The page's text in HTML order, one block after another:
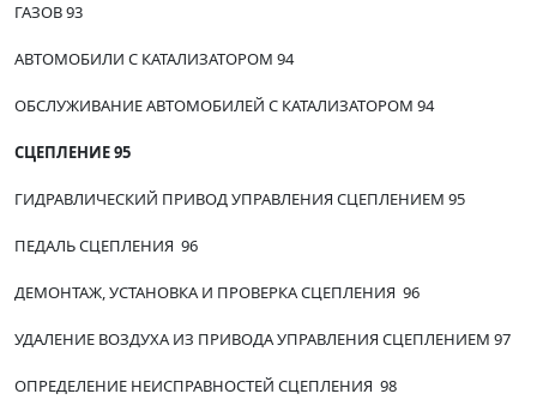
ГАЗОВ 93
АВТОМОБИЛИ С КАТАЛИЗАТОРОМ 94
ОБСЛУЖИВАНИЕ АВТОМОБИЛЕЙ С КАТАЛИЗАТОРОМ 94
СЦЕПЛЕНИЕ 95
ГИДРАВЛИЧЕСКИЙ ПРИВОД УПРАВЛЕНИЯ СЦЕПЛЕНИЕМ 95
ПЕДАЛЬ СЦЕПЛЕНИЯ 96
ДЕМОНТАЖ, УСТАНОВКА И ПРОВЕРКА СЦЕПЛЕНИЯ 96
УДАЛЕНИЕ ВОЗДУХА ИЗ ПРИВОДА УПРАВЛЕНИЯ СЦЕПЛЕНИЕМ 97
ОПРЕДЕЛЕНИЕ НЕИСПРАВНОСТЕЙ СЦЕПЛЕНИЯ 98